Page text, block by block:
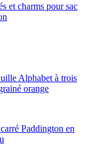
et charms pour sac